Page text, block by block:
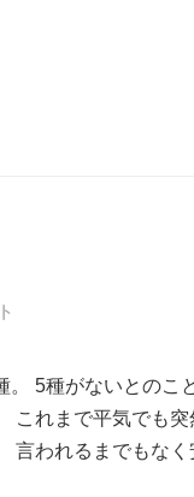
。 5種がないとのこ
これまで平気でも
言われるまでもな